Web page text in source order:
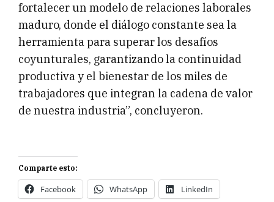
fortalecer un modelo de relaciones laborales
maduro, donde el diálogo constante sea la
herramienta para superar los desafíos
coyunturales, garantizando la continuidad
productiva y el bienestar de los miles de
trabajadores que integran la cadena de valor
de nuestra industria”, concluyeron.
Comparte esto:
Facebook WhatsApp LinkedIn